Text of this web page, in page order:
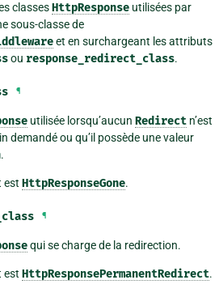
classesHttpResponseutilisées par
sous-classe de
et en surchargeant les attributs
ou response_redirect_class.
¶
utilisée lorsqu’aucunRedirect n’est
demandé ou qu’il possède une valeur
.
estHttpResponseGone.
¶
qui se charge de la redirection.
estHttpResponsePermanentRedirect.